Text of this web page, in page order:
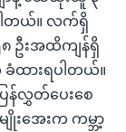
ါတယ်။ လက်ရှိ
၈ ဦးအထိကျန်ရှိ
ခံထားရပါတယ်။
န်လွှတ်ပေးစေ
းအေးက ကမ္ဘာ့